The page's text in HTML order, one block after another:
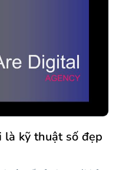
là kỹ thuật số đẹp